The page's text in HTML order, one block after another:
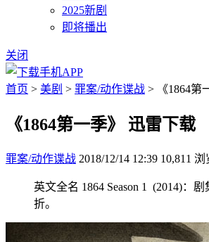
2025新剧
即将播出
关闭
首页 > 美剧 > 罪案/动作谍战 > 《1864第
《1864第一季》 迅雷下载
罪案/动作谍战 2018/12/14 12:39 10,811 浏
英文全名 1864 Season 1 (2014)：
折。